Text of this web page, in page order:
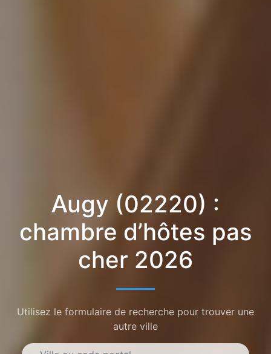
Augy (02220) :
chambre d’hôtes pas
cher 2026
Utilisez le formulaire de recherche pour trouver une
autre ville